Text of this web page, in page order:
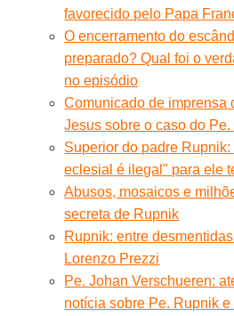
favorecido pelo Papa
O encerramento do
preparado? Qual foi o
no episódio
Comunicado de imprensa
Jesus sobre o caso do
Superior do padre
eclesial é ilegal" para ele
Abusos, mosaicos e
secreta de Rupnik
Rupnik: entre
Lorenzo Prezzi
Pe. Johan Verschueren:
notícia sobre Pe. Rupnik